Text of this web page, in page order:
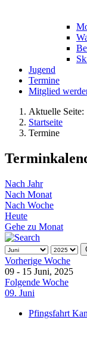
Jugend
Termine
Mitglied
Aktuelle Seite:
Startseite
Termine
Nach Jahr
Nach Monat
Nach Woche
Heute
Gehe zu Monat
Vorherige Woche
09 - 15 Juni, 2025
Folgende Woche
09. Juni
Pfingsfahrt